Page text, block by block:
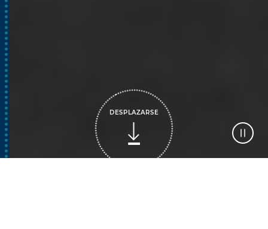
DESPLAZARSE